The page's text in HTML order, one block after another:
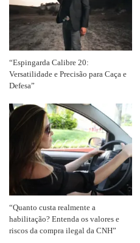
“Espingarda Calibre 20:
Versatilidade e Precisão para Caça e
Defesa”
“Quanto custa realmente a
habilitação? Entenda os valores e
riscos da compra ilegal da CNH”